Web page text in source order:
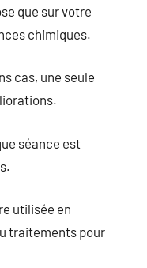
que sur votre
chimiques.
cas, une seule
séance est
utilisée en
traitements pour